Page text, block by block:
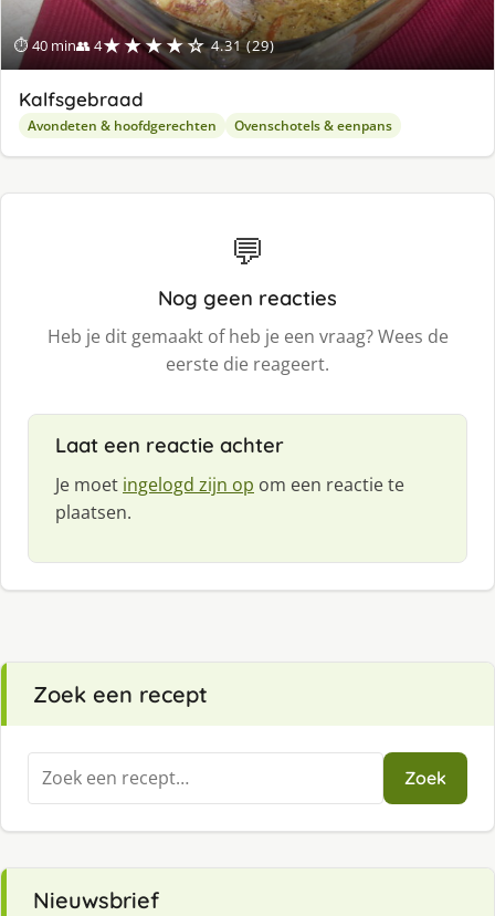
⏱ 40 min👥 4★★★★☆ 4.31 (29)
Kalfsgebraad
Avondeten & hoofdgerechten Ovenschotels & eenpans
💬
Nog geen reacties
Heb je dit gemaakt of heb je een vraag? Wees de
eerste die reageert.
Laat een reactie achter
Je moet ingelogd zijn op om een reactie te
plaatsen.
Zoek een recept
Zoeken
naar:
Zoek
Nieuwsbrief